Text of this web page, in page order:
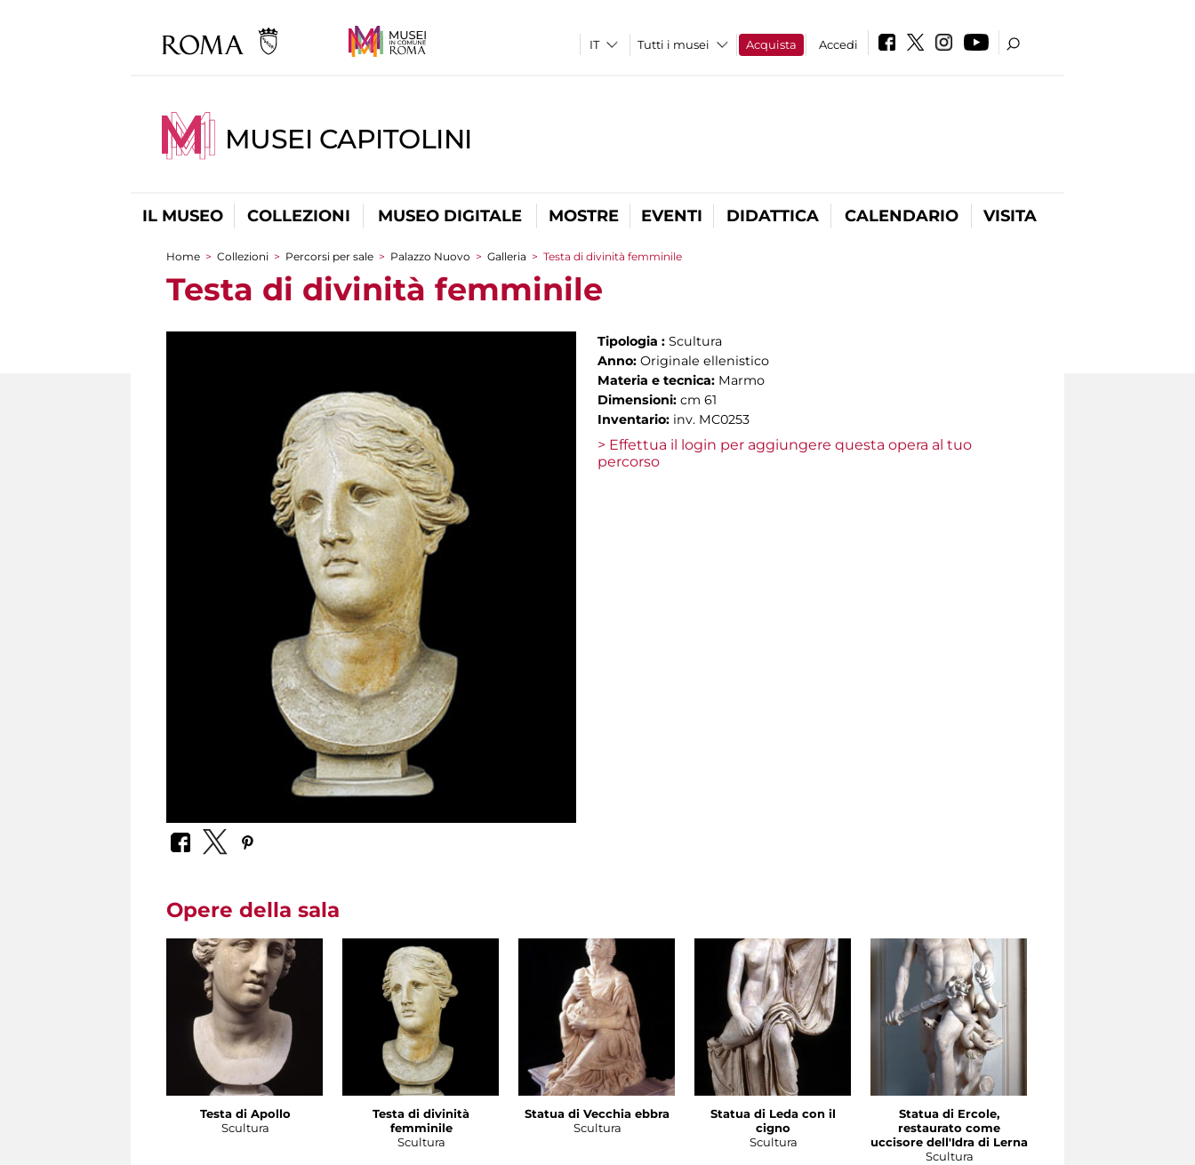
Tutti i musei Acquista Accedi
MUSEI CAPITOLINI
IL MUSEO COLLEZIONI MUSEO DIGITALE MOSTRE EVENTI DIDATTICA CALENDARIO VISITA
Tu sei qui
Home > Collezioni > Percorsi per sale > Palazzo Nuovo > Galleria > Testa di divinità femminile
Testa di divinità femminile
Tipologia : Scultura
Anno: Originale ellenistico
Materia e tecnica: Marmo
Dimensioni: cm 61
Inventario: inv. MC0253
> Effettua il login per aggiungere questa opera al tuo
percorso
Opere della sala
Testa di Apollo
Scultura
Testa di divinità
femminile
Scultura
Statua di Vecchia ebbra
Scultura
Statua di Leda con il
cigno
Scultura
Statua di Ercole,
restaurato come
uccisore dell'Idra di Lerna
Scultura